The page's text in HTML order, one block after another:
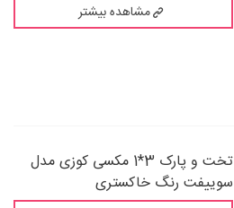
مشاهده بیشتر
تخت و پارک 3*1 مکسی کوزی مدل
سوییفت رنگ خاکستری